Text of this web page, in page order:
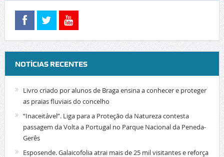
NOTÍCIAS RECENTES
Livro criado por alunos de Braga ensina a conhecer e proteger
as praias fluviais do concelho
“Inaceitável”. Liga para a Proteção da Natureza contesta
passagem da Volta a Portugal no Parque Nacional da Peneda-
Gerês
Esposende. Galaicofolia atrai mais de 25 mil visitantes e reforça